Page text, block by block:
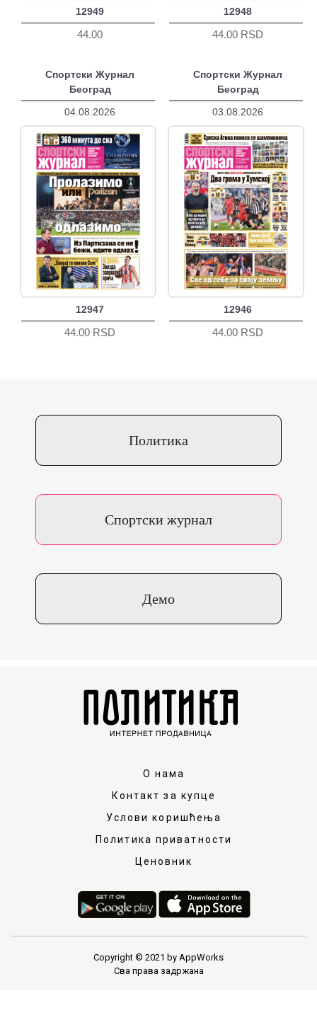
12949
44.00
12948
44.00 RSD
Спортски Журнал
Београд
04.08.2026
12947
44.00 RSD
Спортски Журнал
Београд
03.08.2026
12946
44.00 RSD
Политика
Спортски журнал
Демо
О нама
Контакт за купце
Услови коришћења
Политика приватности
Ценовник
Copyright © 2021 by AppWorks
Сва права задржана